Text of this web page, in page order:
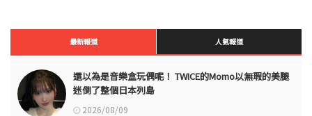
最新報道 人氣報道
還以為是音樂盒玩偶呢！ TWICE的Momo以無瑕的美腿
迷倒了整個日本列島
2026/08/09